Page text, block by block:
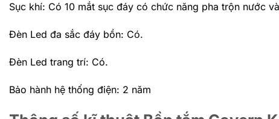
Sục khí: Có 10 mắt sục đáy có chức năng pha trộn nước
Đèn Led đa sắc đáy bồn: Có.
Đèn Led trang trí: Có.
Bảo hành hệ thống điện: 2 năm